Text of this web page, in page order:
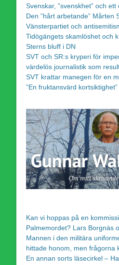
Svenskar, ”svenskhet” och
Den ”hårt arbetande” Mårten
Vänsterpartiet och
Tidögängets skamlöshet och
Sterns bluff i DN
SVT och SR:s kryperi för
värdelös journalistik som
SVT krattar manegen för en
”En fruktansvärd kortsiktighet”
Kan vi hoppas på en
Palmemordet? Lars Borgnäs
Mannen i den militära
hittade honom, men frågorna
En annan sorts läsecirkel –